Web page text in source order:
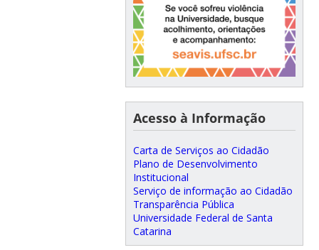
Acesso à Informação
Carta de Serviços ao Cidadão
Plano de Desenvolvimento
Institucional
Serviço de informação ao Cidadão
Transparência Pública
Universidade Federal de Santa
Catarina